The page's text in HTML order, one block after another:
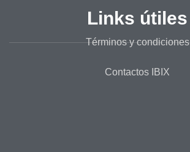
Links útiles
Términos y condiciones
Contactos IBIX